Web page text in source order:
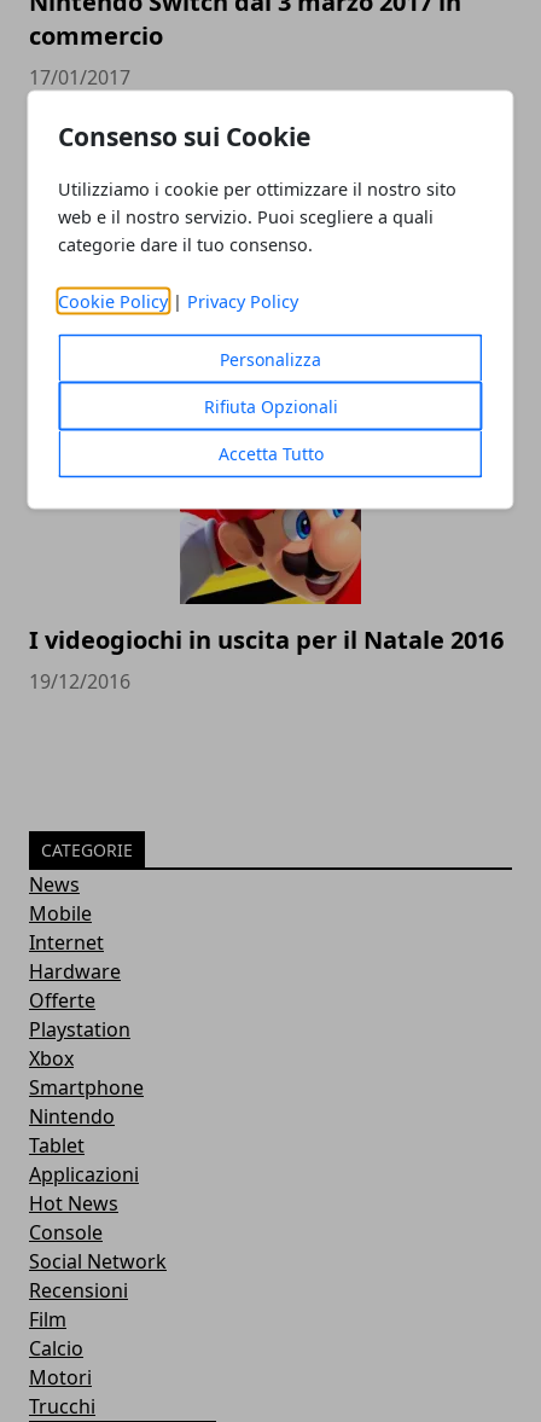
Consenso sui Cookie
Utilizziamo i cookie per ottimizzare il nostro sito
web e il nostro servizio. Puoi scegliere a quali
categorie dare il tuo consenso.
Cookie Policy | Privacy Policy
Personalizza
Rifiuta Opzionali
Accetta Tutto
commercio
17/01/2017
Super Mario Run batte Pokemon Go
20/12/2016
I videogiochi in uscita per il Natale 2016
19/12/2016
CATEGORIE
News
Mobile
Internet
Hardware
Offerte
Playstation
Xbox
Smartphone
Nintendo
Tablet
Applicazioni
Hot News
Console
Social Network
Recensioni
Film
Calcio
Motori
Trucchi